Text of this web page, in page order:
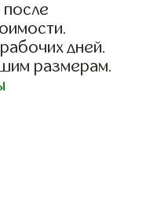
дней.
размерам.